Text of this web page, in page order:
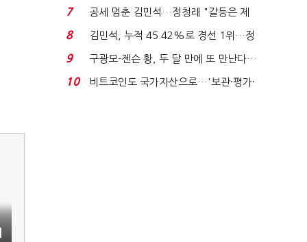
위'(1보)...
7
공세 멈춘 김민석…정청래 "갈등은 제
가 수습"
8
김민석, 누적 45.42%로 경선 1위…정
청래와 격차 0.86%p(...
9
구광모-젠슨 황, 두 달 만에 또 만난다…
로봇·AI 등 논...
10
비트코인도 국가자산으로…'보관·평가·